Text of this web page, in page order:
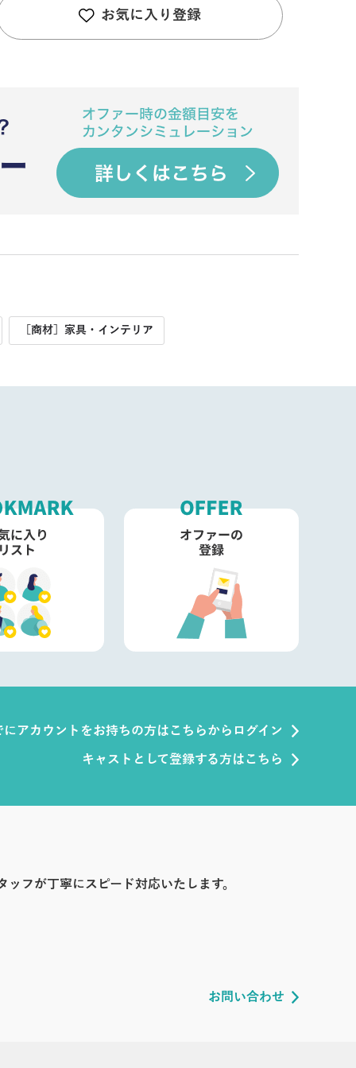
お気に入り登録
［商材］家具・インテリア
にアカウントをお持ちの方はこちらからログイン
キャストとして登録する方はこちら
フが丁寧にスピード対応いたします。
お問い合わせ